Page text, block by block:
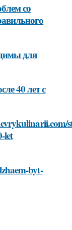
со
для
40 лет с
let
byt-